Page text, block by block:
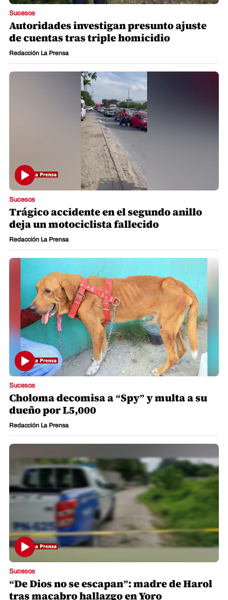
Sucesos
Autoridades investigan presunto ajuste
de cuentas tras triple homicidio
Redacción La Prensa
Sucesos
Trágico accidente en el segundo anillo
deja un motociclista fallecido
Redacción La Prensa
Sucesos
Choloma decomisa a “Spy” y multa a su
dueño por L5,000
Redacción La Prensa
Sucesos
“De Dios no se escapan”: madre de Harol
tras macabro hallazgo en Yoro